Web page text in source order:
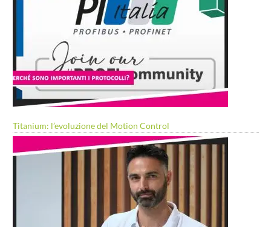
Titanium: l’evoluzione del Motion Control